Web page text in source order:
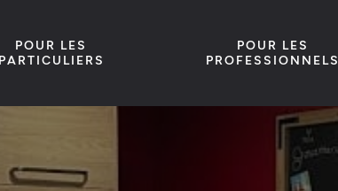
POUR LES
PARTICULIERS
POUR LES
PROFESSIONNELS